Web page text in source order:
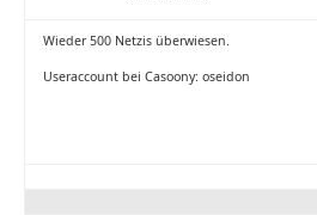
Wieder 500 Netzis überwiesen.
Useraccount bei Casoony: oseidon